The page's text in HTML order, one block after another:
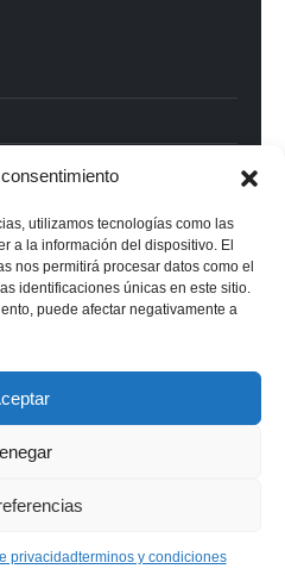
utilizamos tecnologías como las
a la información del dispositivo. El
nos permitirá procesar datos como el
identificaciones únicas en este sitio.
puede afectar negativamente a
privacidadterminos y condiciones
y Comercio